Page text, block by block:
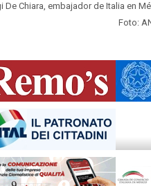
De Chiara, embajador de Italia en
Foto: